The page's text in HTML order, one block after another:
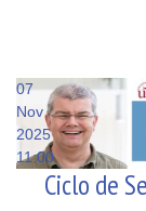
07
Nov
2025
11:00
Ciclo de